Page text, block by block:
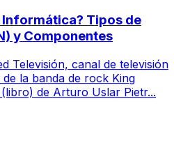
Informática? Tipos de
y Componentes
Televisión, canal de televisión
la banda de rock King
de Arturo Uslar Pietr...